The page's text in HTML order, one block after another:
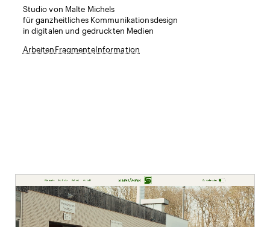
Studio von Malte Michels
für ganzheitliches Kommunikationsdesign
in digitalen und gedruckten Medien
Arbeiten FragmenteInformation